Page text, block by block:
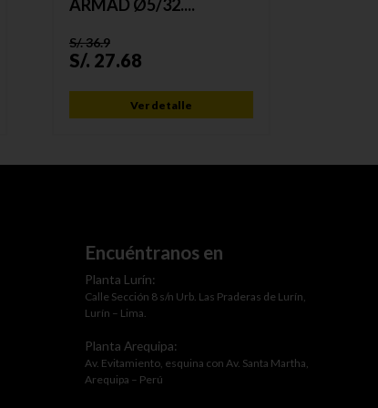
ARMAD Ø5/32....
S/.36.9
S/. 27.68
Ver detalle
Encuéntranos en
Planta Lurín:
Calle Sección 8 s/n Urb. Las Praderas de Lurín,
Lurín – Lima.
Planta Arequipa:
Av. Evitamiento, esquina con Av. Santa Martha,
Arequipa – Perú